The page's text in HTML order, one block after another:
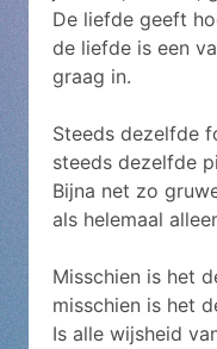
De liefde geeft
de liefde is een
graag in.
Steeds dezelfde
steeds dezelfde
Bijna net zo
als helemaal
Misschien is het
misschien is het
Is alle wijsheid